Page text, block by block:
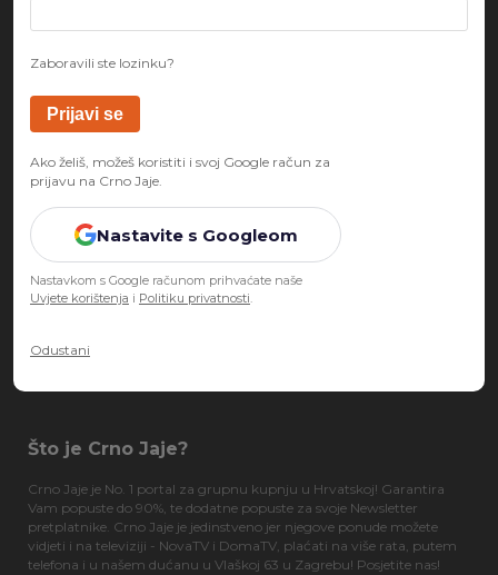
Zaboravili ste lozinku?
Ako želiš, možeš koristiti i svoj Google račun za
prijavu na Crno Jaje.
Nastavite s Googleom
Nastavkom s Google računom prihvaćate naše
Uvjete korištenja i Politiku privatnosti.
Odustani
Što je Crno Jaje?
Crno Jaje je No. 1 portal za grupnu kupnju u Hrvatskoj! Garantira
Vam popuste do 90%, te dodatne popuste za svoje Newsletter
pretplatnike. Crno Jaje je jedinstveno jer njegove ponude možete
vidjeti i na televiziji - NovaTV i DomaTV, plaćati na više rata, putem
telefona i u našem dućanu u Vlaškoj 63 u Zagrebu! Posjetite nas!